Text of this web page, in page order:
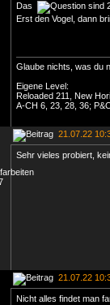
Das
sind
Erst den Vogel, dann
Glaube nichts, was du
Eigene Level:
Reloaded 211, New
A-CH 6, 23, 28, 36;
21.07.22
Sehr vieles probiert,
21.07.22
Nicht alles findet man